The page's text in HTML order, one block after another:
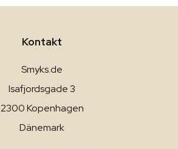
Kontakt
Smyks.de
Isafjordsgade 3
2300 Kopenhagen
Dänemark